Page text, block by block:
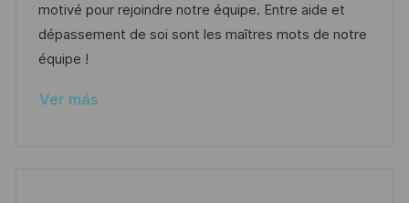
c
i
ó
a
d
e
u
e
m
e
g
o
í
motivé pour rejoindre notre équipe. Entre aide et
dépassement de soi sont les maîtres mots de notre
équipe !
Ver más